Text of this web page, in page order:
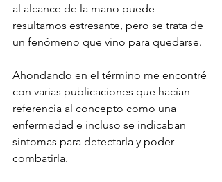
al alcance de la mano puede
resultarnos estresante, pero se trata de
un fenómeno que vino para quedarse.
Ahondando en el término me encontré
con varias publicaciones que hacían
referencia al concepto como una
enfermedad e incluso se indicaban
síntomas para detectarla y poder
combatirla.